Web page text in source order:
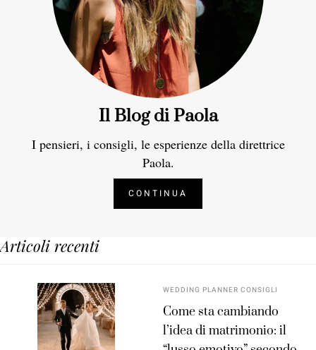
Il Blog di Paola
I pensieri, i consigli, le esperienze della direttrice
Paola.
CONTINUA
Articoli recenti
WEDDING PLANNER CONSIGLI
Come sta cambiando
l’idea di matrimonio: il